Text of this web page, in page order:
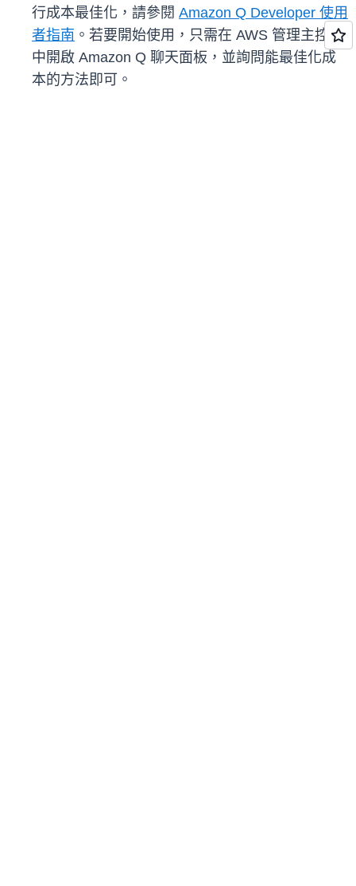
行成本最佳化，請參閱 Amazon Q Developer 使用
者指南 。若要開始使用，只需在 AWS 管理主控台
中開啟 Amazon Q 聊天面板，並詢問能最佳化成
本的方法即可。